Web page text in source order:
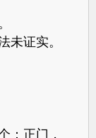
未证实。
：正门，